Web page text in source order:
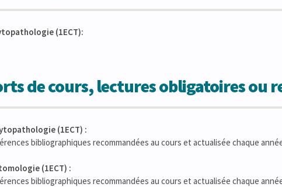
(1ECT):
de cours, lectures obligatoires ou
(1ECT) :
bibliographiques recommandées au cours et actualisée chaque
(1ECT) :
bibliographiques recommandées au cours et actualisée chaque